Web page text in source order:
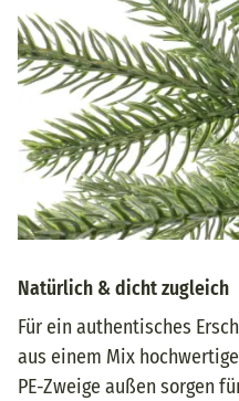
Natürlich & dicht zugleich
Für ein authentisches
aus einem Mix
PE-Zweige außen sorgen